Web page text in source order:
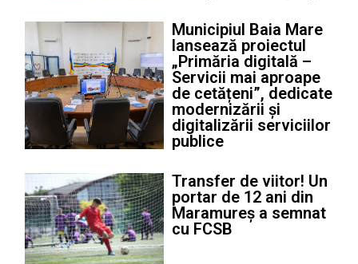
Municipiul Baia Mare
lansează proiectul
„Primăria digitală –
Servicii mai aproape
de cetățeni”, dedicate
modernizării și
digitalizării serviciilor
publice
Transfer de viitor! Un
portar de 12 ani din
Maramureș a semnat
cu FCSB